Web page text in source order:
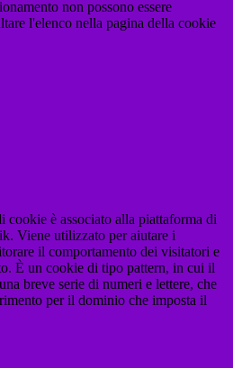
non possono essere
l'elenco nella pagina della cookie
cookie è associato alla piattaforma di
Viene utilizzato per aiutare i
il comportamento dei visitatori e
È un cookie di tipo pattern, in cui il
breve serie di numeri e lettere, che
per il dominio che imposta il